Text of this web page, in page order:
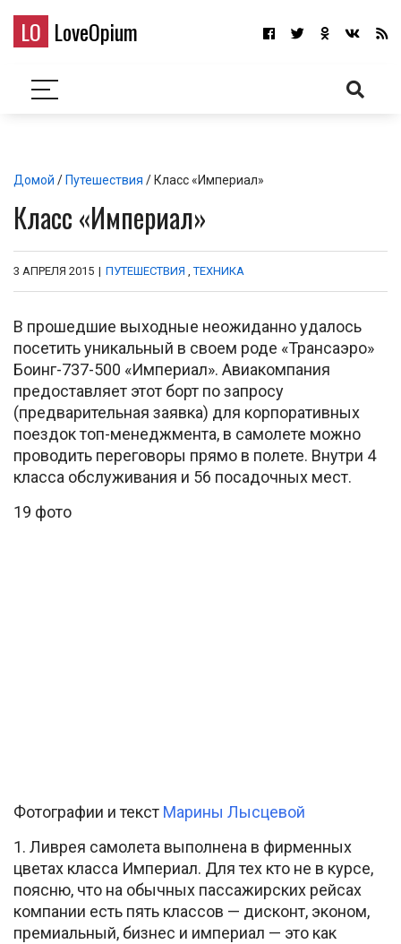
LO LoveOpium
Домой / Путешествия / Класс «Империал»
Класс «Империал»
3 АПРЕЛЯ 2015 | ПУТЕШЕСТВИЯ ,ТЕХНИКА
В прошедшие выходные неожиданно удалось
посетить уникальный в своем роде «Трансаэро»
Боинг-737-500 «Империал». Авиакомпания
предоставляет этот борт по запросу
(предварительная заявка) для корпоративных
поездок топ-менеджмента, в самолете можно
проводить переговоры прямо в полете. Внутри 4
класса обслуживания и 56 посадочных мест.
19 фото
Фотографии и текст Марины Лысцевой
1. Ливрея самолета выполнена в фирменных
цветах класса Империал. Для тех кто не в курсе,
поясню, что на обычных пассажирских рейсах
компании есть пять классов — дисконт, эконом,
премиальный, бизнес и империал — это как